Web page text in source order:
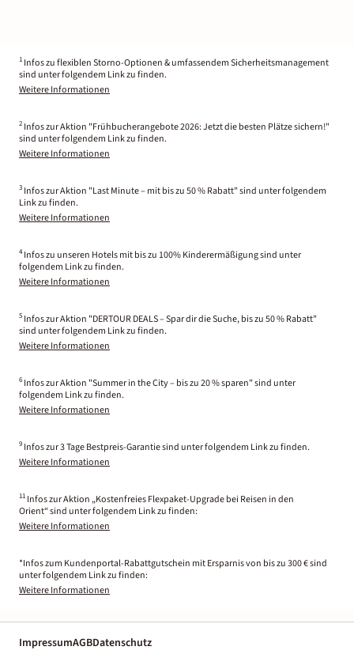
1 Infos zu flexiblen Storno-Optionen & umfassendem Sicherheitsmanagement
sind unter folgendem Link zu finden.
Weitere Informationen
2 Infos zur Aktion "Frühbucherangebote 2026: Jetzt die besten Plätze sichern!"
sind unter folgendem Link zu finden.
Weitere Informationen
3 Infos zur Aktion "Last Minute – mit bis zu 50 % Rabatt" sind unter folgendem
Link zu finden.
Weitere Informationen
4 Infos zu unseren Hotels mit bis zu 100% Kinderermäßigung sind unter
folgendem Link zu finden.
Weitere Informationen
5 Infos zur Aktion "DERTOUR DEALS – Spar dir die Suche, bis zu 50 % Rabatt"
sind unter folgendem Link zu finden.
Weitere Informationen
6 Infos zur Aktion "Summer in the City – bis zu 20 % sparen" sind unter
folgendem Link zu finden.
Weitere Informationen
9 Infos zur 3 Tage Bestpreis-Garantie sind unter folgendem Link zu finden.
Weitere Informationen
11 Infos zur Aktion „Kostenfreies Flexpaket-Upgrade bei Reisen in den
Orient“ sind unter folgendem Link zu finden:
Weitere Informationen
*Infos zum Kundenportal-Rabattgutschein mit Ersparnis von bis zu 300 € sind
unter folgendem Link zu finden:
Weitere Informationen
ImpressumAGBDatenschutz